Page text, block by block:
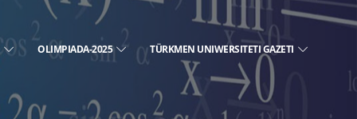
OLIMPIADA-2025 TÜRKMEN UNIWERSITETI GAZETI